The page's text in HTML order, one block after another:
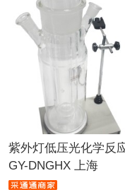
紫外灯低压光化学反
GY-DNGHX 上海